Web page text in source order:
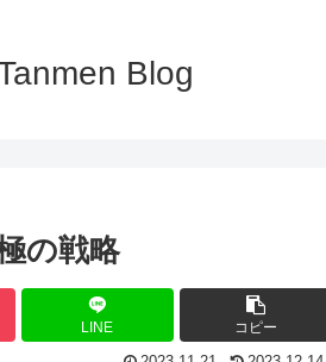
Blog
の戦略
LINE コピー